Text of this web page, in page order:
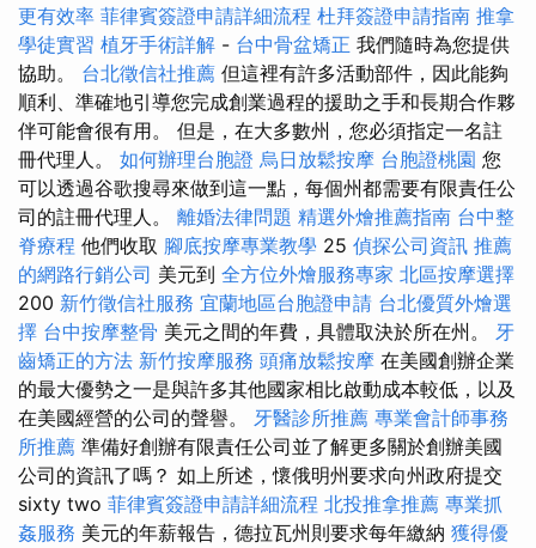
更有效率 菲律賓簽證申請詳細流程 杜拜簽證申請指南 推拿
學徒實習 植牙手術詳解 - 台中骨盆矯正 我們隨時為您提供
協助。 台北徵信社推薦 但這裡有許多活動部件，因此能夠
順利、準確地引導您完成創業過程的援助之手和長期合作夥
伴可能會很有用。 但是，在大多數州，您必須指定一名註
冊代理人。 如何辦理台胞證 烏日放鬆按摩 台胞證桃園 您
可以透過谷歌搜尋來做到這一點，每個州都需要有限責任公
司的註冊代理人。 離婚法律問題 精選外燴推薦指南 台中整
脊療程 他們收取 腳底按摩專業教學 25 偵探公司資訊 推薦
的網路行銷公司 美元到 全方位外燴服務專家 北區按摩選擇
200 新竹徵信社服務 宜蘭地區台胞證申請 台北優質外燴選
擇 台中按摩整骨 美元之間的年費，具體取決於所在州。 牙
齒矯正的方法 新竹按摩服務 頭痛放鬆按摩 在美國創辦企業
的最大優勢之一是與許多其他國家相比啟動成本較低，以及
在美國經營的公司的聲譽。 牙醫診所推薦 專業會計師事務
所推薦 準備好創辦有限責任公司並了解更多關於創辦美國
公司的資訊了嗎？ 如上所述，懷俄明州要求向州政府提交
sixty two 菲律賓簽證申請詳細流程 北投推拿推薦 專業抓
姦服務 美元的年薪報告，德拉瓦州則要求每年繳納 獲得優